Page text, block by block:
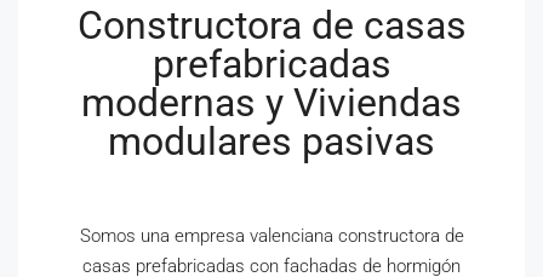
Constructora de casas
prefabricadas
modernas y Viviendas
modulares pasivas
Somos una empresa valenciana constructora de
casas prefabricadas con fachadas de hormigón